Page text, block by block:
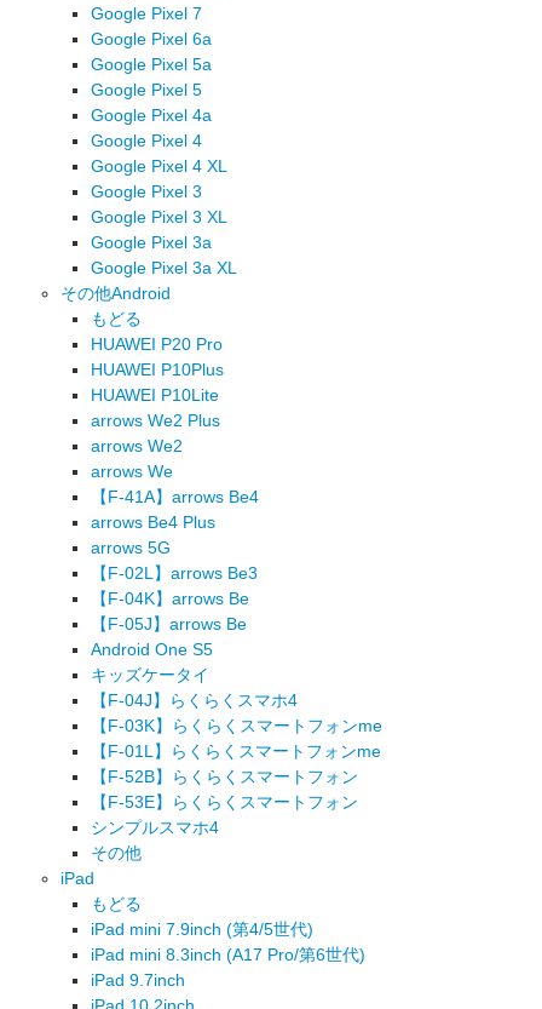
Google Pixel 7
Google Pixel 6a
Google Pixel 5a
Google Pixel 5
Google Pixel 4a
Google Pixel 4
Google Pixel 4 XL
Google Pixel 3
Google Pixel 3 XL
Google Pixel 3a
Google Pixel 3a XL
その他Android
もどる
HUAWEI P20 Pro
HUAWEI P10Plus
HUAWEI P10Lite
arrows We2 Plus
arrows We2
arrows We
【F-41A】arrows Be4
arrows Be4 Plus
arrows 5G
【F-02L】arrows Be3
【F-04K】arrows Be
【F-05J】arrows Be
Android One S5
キッズケータイ
【F-04J】らくらくスマホ4
【F-03K】らくらくスマートフォンme
【F-01L】らくらくスマートフォンme
【F-52B】らくらくスマートフォン
【F-53E】らくらくスマートフォン
シンプルスマホ4
その他
iPad
もどる
iPad mini 7.9inch (第4/5世代)
iPad mini 8.3inch (A17 Pro/第6世代)
iPad 9.7inch
iPad 10.2inch